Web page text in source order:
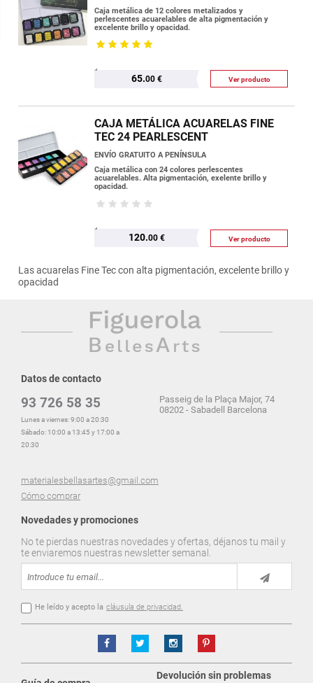
Caja metálica de 12 colores metalizados y
perlescentes acuarelables de alta pigmentación y
excelente brillo y opacidad.
65.00 € Ver producto
CAJA METÁLICA ACUARELAS FINE
TEC 24 PEARLESCENT
ENVÍO GRATUITO A PENÍNSULA
Caja metálica con 24 colores perlescentes
acuarelables. Alta pigmentación, exelente brillo y
opacidad.
120.00 € Ver producto
Las acuarelas Fine Tec con alta pigmentación, excelente brillo y
opacidad
Datos de contacto
93 726 58 35
Lunes a viernes: 9:00 a 20:30
Sábado: 10:00 a 13:45 y 17:00 a
20:30
materialesbellasartes@gmail.com
Cómo comprar
Passeig de la Plaça Major, 74
08202 - Sabadell Barcelona
Novedades y promociones
No te pierdas nuestras novedades y ofertas, déjanos tu mail y
te enviaremos nuestras newsletter semanal.
He leído y acepto la cláusula de privacidad.
Devolución sin problemas